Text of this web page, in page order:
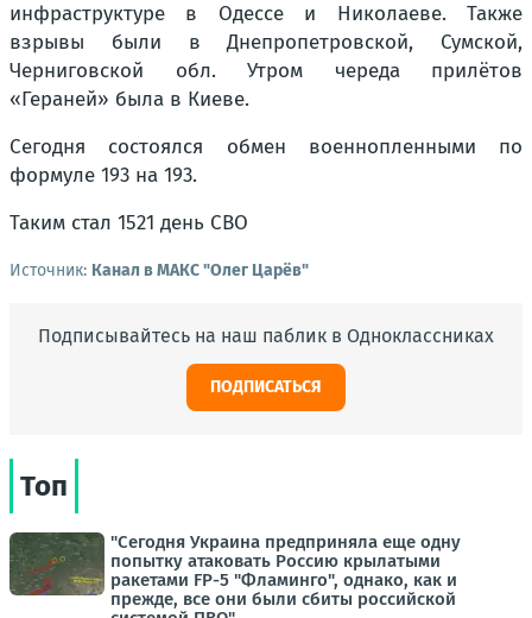
инфраструктуре в Одессе и Николаеве. Также
взрывы были в Днепропетровской, Сумской,
Черниговской обл. Утром череда прилётов
«Гераней» была в Киеве.
Сегодня состоялся обмен военнопленными по
формуле 193 на 193.
Таким стал 1521 день СВО
Источник: Канал в МАКС "Олег Царёв"
Подписывайтесь на наш паблик в Одноклассниках
ПОДПИСАТЬСЯ
Топ
"Сегодня Украина предприняла еще одну
попытку атаковать Россию крылатыми
ракетами FP-5 "Фламинго", однако, как и
прежде, все они были сбиты российской